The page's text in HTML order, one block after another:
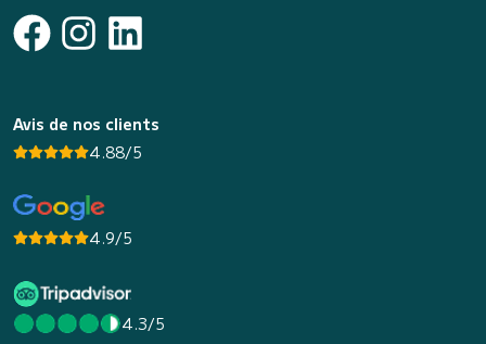
Avis de nos clients
4.88/5
4.9/5
4.3/5